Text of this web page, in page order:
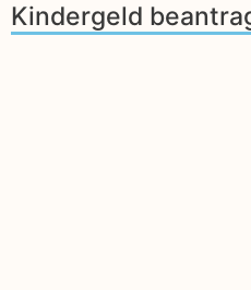
Kindergeld